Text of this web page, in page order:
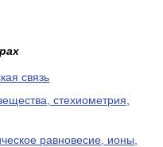
связь
стехиометрия,
равновесие, ионы,